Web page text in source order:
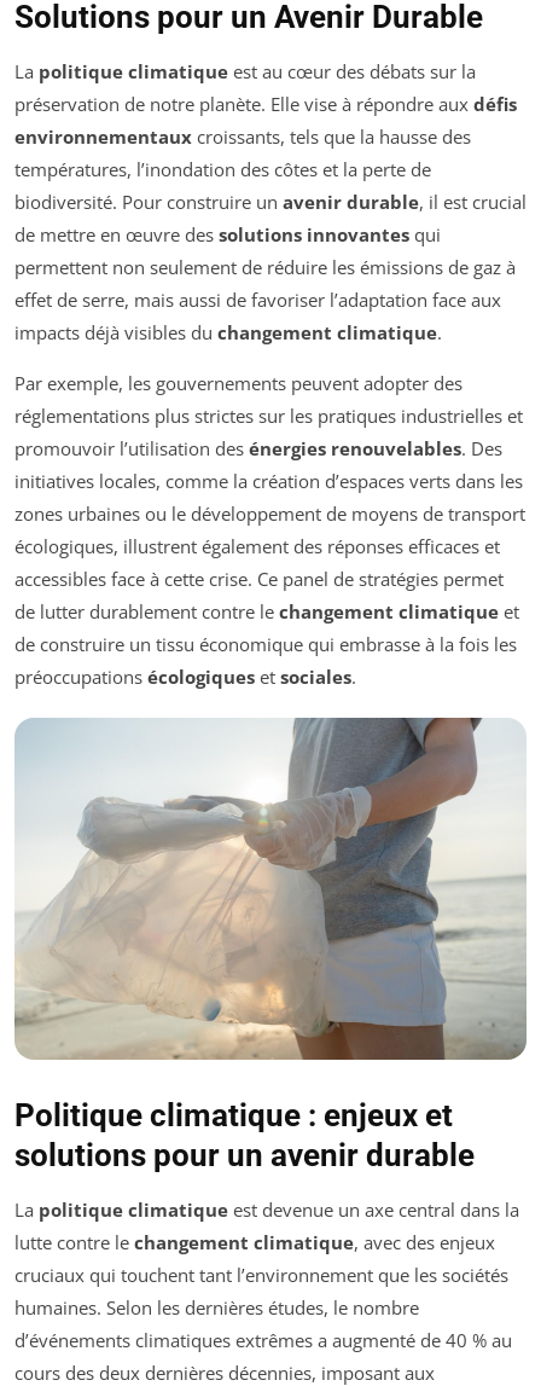
Solutions pour un Avenir Durable
La politique climatique est au cœur des débats sur la
préservation de notre planète. Elle vise à répondre aux défis
environnementaux croissants, tels que la hausse des
températures, l’inondation des côtes et la perte de
biodiversité. Pour construire un avenir durable, il est crucial
de mettre en œuvre des solutions innovantes qui
permettent non seulement de réduire les émissions de gaz à
effet de serre, mais aussi de favoriser l’adaptation face aux
impacts déjà visibles du changement climatique.
Par exemple, les gouvernements peuvent adopter des
réglementations plus strictes sur les pratiques industrielles et
promouvoir l’utilisation des énergies renouvelables. Des
initiatives locales, comme la création d’espaces verts dans les
zones urbaines ou le développement de moyens de transport
écologiques, illustrent également des réponses efficaces et
accessibles face à cette crise. Ce panel de stratégies permet
de lutter durablement contre le changement climatique et
de construire un tissu économique qui embrasse à la fois les
préoccupations écologiques et sociales.
Politique climatique : enjeux et
solutions pour un avenir durable
La politique climatique est devenue un axe central dans la
lutte contre le changement climatique, avec des enjeux
cruciaux qui touchent tant l’environnement que les sociétés
humaines. Selon les dernières études, le nombre
d’événements climatiques extrêmes a augmenté de 40 % au
cours des deux dernières décennies, imposant aux